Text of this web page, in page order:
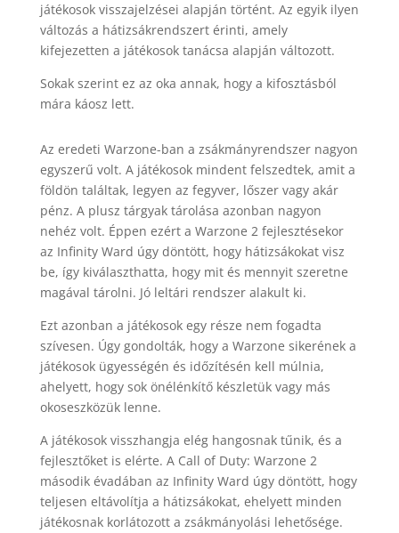
játékosok visszajelzései alapján történt. Az egyik ilyen
változás a hátizsákrendszert érinti, amely
kifejezetten a játékosok tanácsa alapján változott.
Sokak szerint ez az oka annak, hogy a kifosztásból
mára káosz lett.
Az eredeti Warzone-ban a zsákmányrendszer nagyon
egyszerű volt. A játékosok mindent felszedtek, amit a
földön találtak, legyen az fegyver, lőszer vagy akár
pénz. A plusz tárgyak tárolása azonban nagyon
nehéz volt. Éppen ezért a Warzone 2 fejlesztésekor
az Infinity Ward úgy döntött, hogy hátizsákokat visz
be, így kiválaszthatta, hogy mit és mennyit szeretne
magával tárolni. Jó leltári rendszer alakult ki.
Ezt azonban a játékosok egy része nem fogadta
szívesen. Úgy gondolták, hogy a Warzone sikerének a
játékosok ügyességén és időzítésén kell múlnia,
ahelyett, hogy sok önélénkítő készletük vagy más
okoseszközük lenne.
A játékosok visszhangja elég hangosnak tűnik, és a
fejlesztőket is elérte. A Call of Duty: Warzone 2
második évadában az Infinity Ward úgy döntött, hogy
teljesen eltávolítja a hátizsákokat, ehelyett minden
játékosnak korlátozott a zsákmányolási lehetősége.